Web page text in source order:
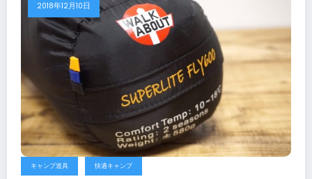
2018年12月10日
キャンプ道具 快適キャンプ